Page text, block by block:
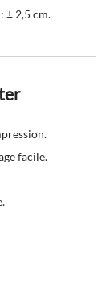
± 2,5 cm.
facile.